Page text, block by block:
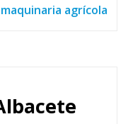
agrícola